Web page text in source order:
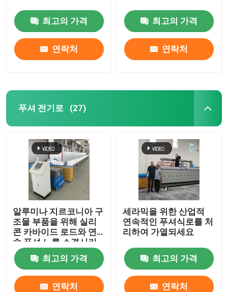
소결로
음극과 음극 재료 노
건조 오븐
열처리 용광로
최고의 가격
연락처
최고의 가격
연락처
푸셔 전기로 (27)
알루미나 지르코니아 구
조물 부품을 위해 실리
콘 카바이드 로드와 연
속 푸셔 노를 소결시키
는 고온
최고의 가격
연락처
세라믹을 위한 산업적
연속적인 푸셔식로를 처
리하여 가열되세요
최고의 가격
연락처